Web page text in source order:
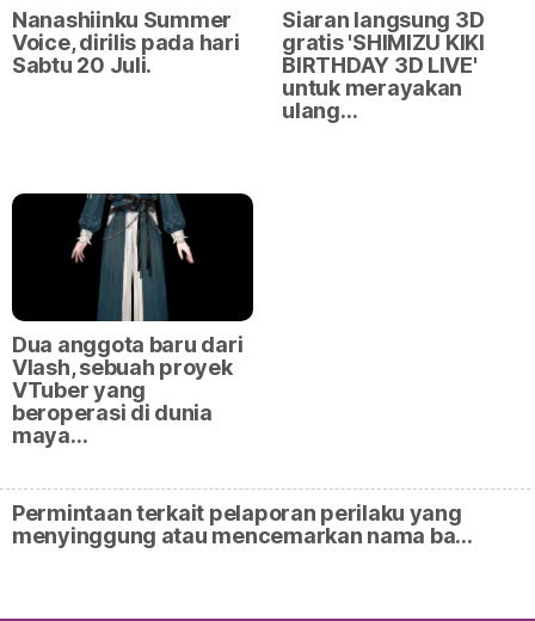
Nanashiinku Summer
Voice, dirilis pada hari
Sabtu 20 Juli.
Siaran langsung 3D
gratis 'SHIMIZU KIKI
BIRTHDAY 3D LIVE'
untuk merayakan
ulang…
Dua anggota baru dari
Vlash, sebuah proyek
VTuber yang
beroperasi di dunia
maya…
Permintaan terkait pelaporan perilaku yang
menyinggung atau mencemarkan nama ba…